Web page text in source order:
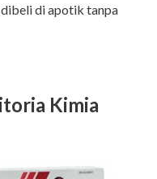
di apotik tanpa
Kimia